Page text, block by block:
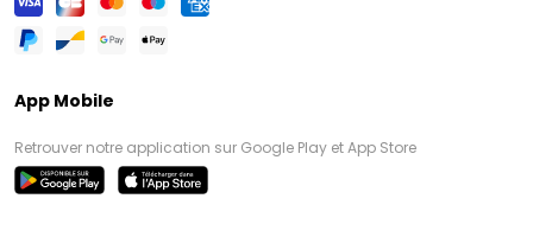
App Mobile
Retrouver notre application sur Google Play et App Store